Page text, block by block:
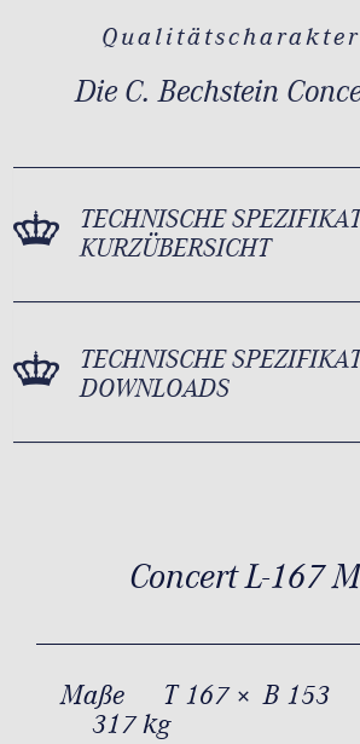
Die C. Bechstein
TECHNISCHE
KURZÜBERSICHT
TECHNISCHE
DOWNLOADS
Concert L-167
Maße T 167 × B 153
317 kg